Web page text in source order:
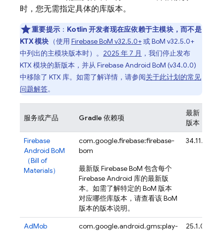
时，您无需指定具体的库版本。
重要提示 ： Kotlin 开发者现在应依赖于主模块，而不是
KTX 模块 （使用 Firebase BoM v32.5.0+或BoM v32.5.0+
中列出的主模块版本时）。 2025 年 7 月 ，我们停止发布
KTX 模块的新版本，并从 Firebase Android BoM (v34.0.0)
中移除了 KTX 库。如需了解详情，请参阅关于此计划的常见
问题解答。
服务或产品 Gradle 依赖项
最新
版本
Firebase
Android BoM
（Bill of
Materials）
com.google.firebase:firebase-
bom
最新版 Firebase BoM 包含每个
Firebase Android 库的最新版
本。如需了解特定的 BoM 版本
对应哪些库版本，请查看该BoM
版本的版本说明。
34.11.0
AdMob
com.google.android.gms:play-
25.1.0